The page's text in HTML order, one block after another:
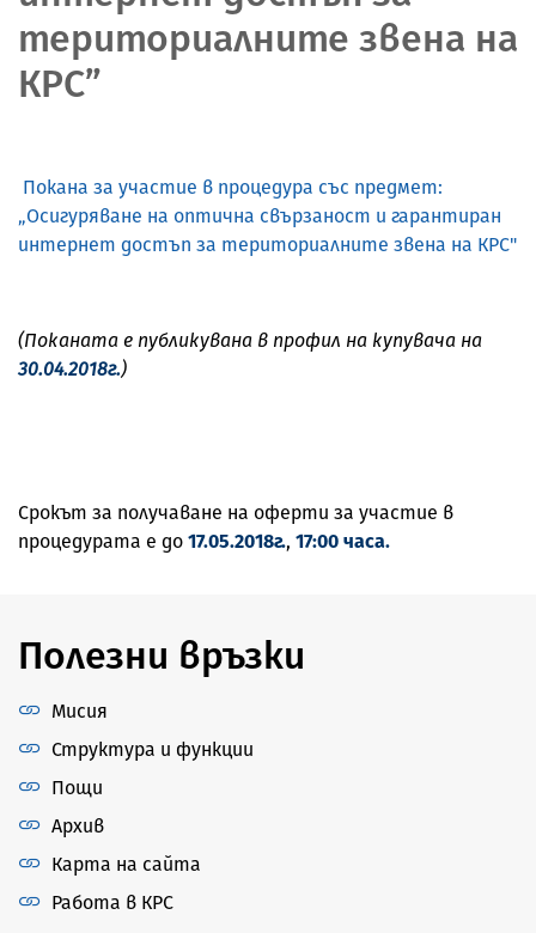
териториалните звена на
КРС”
Покана за участие в процедура със предмет:
„Осигуряване на оптична свързаност и гарантиран
интернет достъп за териториалните звена на КРС"
(Поканата е публикувана в профил на купувача на
30.04.2018г.)
Срокът за получаване на оферти за участие в
процедурата е до 17.05.2018г., 17:00 часа.
Полезни връзки
Мисия
Структура и функции
Пощи
Архив
Карта на сайта
Работа в КРС